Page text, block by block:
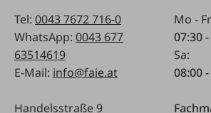
Tel: 0043 7672 716-0
WhatsApp: 0043 677
63514619
E-Mail: info@faie.at
Handelsstraße 9
Mo -
07:30
Sa:
08:00